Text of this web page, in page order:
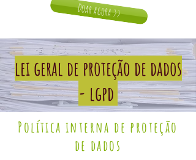
Doar agora >>
lei geral de proteção de dados
- lgpd
Política interna de proteção
de dados